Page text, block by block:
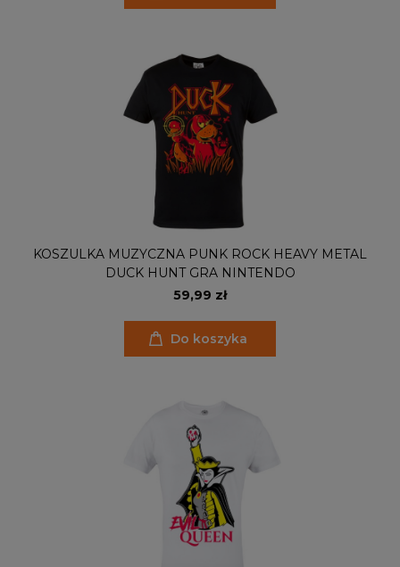
KOSZULKA MUZYCZNA PUNK ROCK HEAVY METAL
DUCK HUNT GRA NINTENDO
59,99 zł
Do koszyka